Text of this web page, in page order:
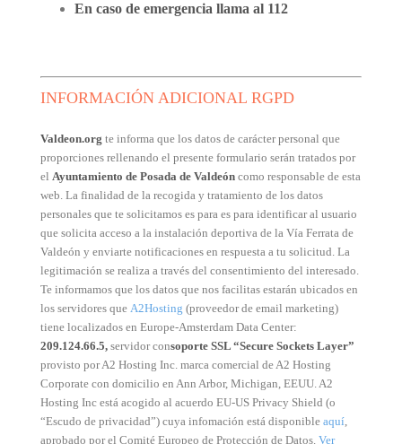
En caso de emergencia llama al 112
INFORMACIÓN ADICIONAL RGPD
Valdeon.org te informa que los datos de carácter personal que
proporciones rellenando el presente formulario serán tratados por
el Ayuntamiento de Posada de Valdeón como responsable de esta
web. La finalidad de la recogida y tratamiento de los datos
personales que te solicitamos es para es para identificar al usuario
que solicita acceso a la instalación deportiva de la Vía Ferrata de
Valdeón y enviarte notificaciones en respuesta a tu solicitud. La
legitimación se realiza a través del consentimiento del interesado.
Te informamos que los datos que nos facilitas estarán ubicados en
los servidores que A2Hosting (proveedor de email marketing)
tiene localizados en Europe-Amsterdam Data Center:
209.124.66.5, servidor consoporte SSL “Secure Sockets Layer”
provisto por A2 Hosting Inc. marca comercial de A2 Hosting
Corporate con domicilio en Ann Arbor, Michigan, EEUU. A2
Hosting Inc está acogido al acuerdo EU-US Privacy Shield (o
“Escudo de privacidad”) cuya infomación está disponible aquí,
aprobado por el Comité Europeo de Protección de Datos. Ver